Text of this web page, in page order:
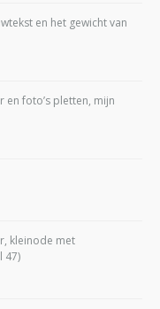
en het gewicht van
en foto’s pletten, mijn
kleinode met
47)